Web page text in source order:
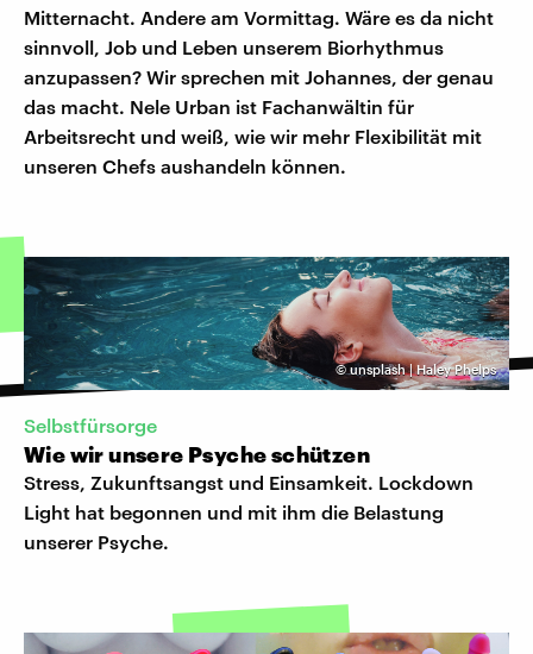
Mitternacht. Andere am Vormittag. Wäre es da nicht
sinnvoll, Job und Leben unserem Biorhythmus
anzupassen? Wir sprechen mit Johannes, der genau
das macht. Nele Urban ist Fachanwältin für
Arbeitsrecht und weiß, wie wir mehr Flexibilität mit
unseren Chefs aushandeln können.
©unsplash | Haley Phelps
Selbstfürsorge
Wie wir unsere Psyche schützen
Stress, Zukunftsangst und Einsamkeit. Lockdown
Light hat begonnen und mit ihm die Belastung
unserer Psyche.